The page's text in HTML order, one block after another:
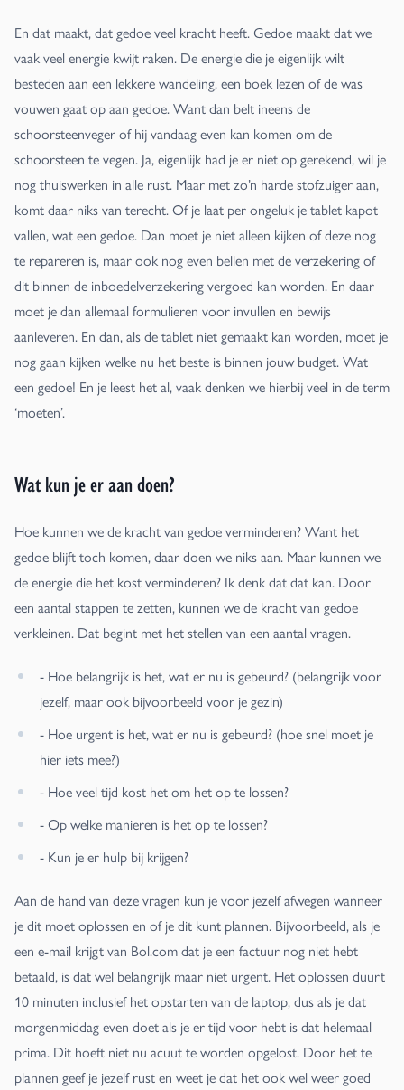
En dat maakt, dat gedoe veel kracht heeft. Gedoe maakt dat we
vaak veel energie kwijt raken. De energie die je eigenlijk wilt
besteden aan een lekkere wandeling, een boek lezen of de was
vouwen gaat op aan gedoe. Want dan belt ineens de
schoorsteenveger of hij vandaag even kan komen om de
schoorsteen te vegen. Ja, eigenlijk had je er niet op gerekend, wil je
nog thuiswerken in alle rust. Maar met zo’n harde stofzuiger aan,
komt daar niks van terecht. Of je laat per ongeluk je tablet kapot
vallen, wat een gedoe. Dan moet je niet alleen kijken of deze nog
te repareren is, maar ook nog even bellen met de verzekering of
dit binnen de inboedelverzekering vergoed kan worden. En daar
moet je dan allemaal formulieren voor invullen en bewijs
aanleveren. En dan, als de tablet niet gemaakt kan worden, moet je
nog gaan kijken welke nu het beste is binnen jouw budget. Wat
een gedoe! En je leest het al, vaak denken we hierbij veel in de term
‘moeten’.
Wat kun je er aan doen?
Hoe kunnen we de kracht van gedoe verminderen? Want het
gedoe blijft toch komen, daar doen we niks aan. Maar kunnen we
de energie die het kost verminderen? Ik denk dat dat kan. Door
een aantal stappen te zetten, kunnen we de kracht van gedoe
verkleinen. Dat begint met het stellen van een aantal vragen.
- Hoe belangrijk is het, wat er nu is gebeurd? (belangrijk voor
jezelf, maar ook bijvoorbeeld voor je gezin)
- Hoe urgent is het, wat er nu is gebeurd? (hoe snel moet je
hier iets mee?)
- Hoe veel tijd kost het om het op te lossen?
- Op welke manieren is het op te lossen?
- Kun je er hulp bij krijgen?
Aan de hand van deze vragen kun je voor jezelf afwegen wanneer
je dit moet oplossen en of je dit kunt plannen. Bijvoorbeeld, als je
een e-mail krijgt van Bol.com dat je een factuur nog niet hebt
betaald, is dat wel belangrijk maar niet urgent. Het oplossen duurt
10 minuten inclusief het opstarten van de laptop, dus als je dat
morgenmiddag even doet als je er tijd voor hebt is dat helemaal
prima. Dit hoeft niet nu acuut te worden opgelost. Door het te
plannen geef je jezelf rust en weet je dat het ook wel weer goed